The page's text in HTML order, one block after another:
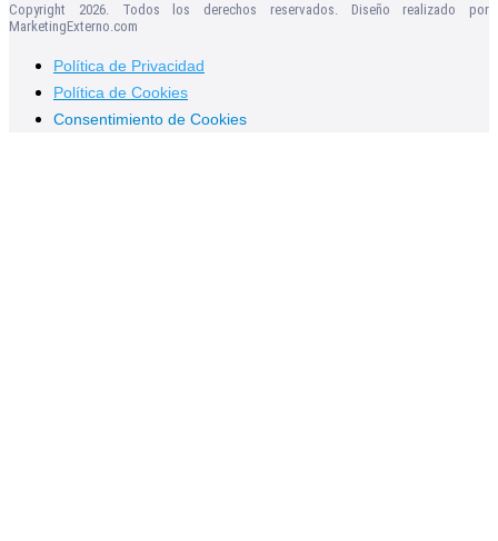
Copyright 2026. Todos los derechos reservados. Diseño realizado por
MarketingExterno.com
Política de Privacidad
Política de Cookies
Consentimiento de Cookies